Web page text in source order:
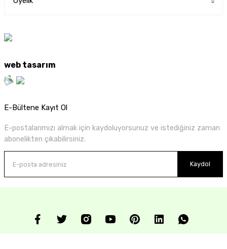
web tasarım
E-Bültene Kayıt Ol
E-postalarımızı almak için kaydoluyorsunuz ve istediğiniz zaman
abonelikten çıkabilirsiniz.
Kaydol